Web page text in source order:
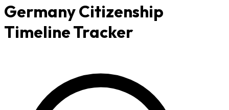
Germany Citizenship
Timeline Tracker